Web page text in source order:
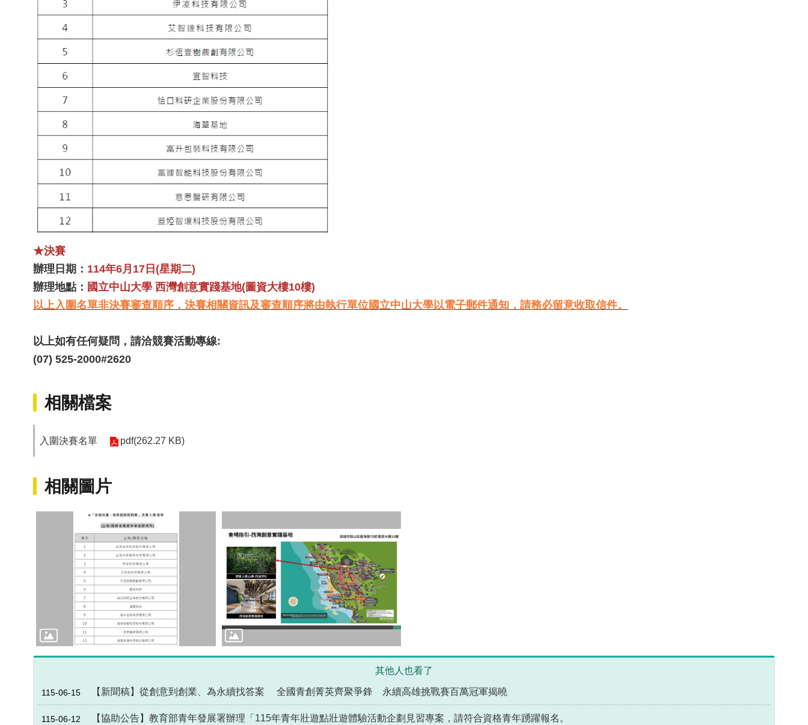
★決賽
辦理日期 ： 114年6月17日(星期二)
辦理地點： 國立中山大學 西灣創意實踐基地(圖資大樓10樓)
以上入圍名單非決賽審查順序，決賽相關資訊及審查順序將由執行單位國立中山大學以電子郵件通知，請務必留意收取信件。
以上如有任何疑問，請洽競賽活動專線:
(07) 525-2000#2620
相關檔案
入圍決賽名單 pdf(262.27 KB)
相關圖片
其他人也看了
115-06-15 【新聞稿】從創意到創業、為永續找答案 全國青創菁英齊聚爭鋒 永續高雄挑戰賽百萬冠軍揭曉
115-06-12 【協助公告】教育部青年發展署辦理「115年青年壯遊點壯遊體驗活動企劃見習專案，請符合資格青年踴躍報名。